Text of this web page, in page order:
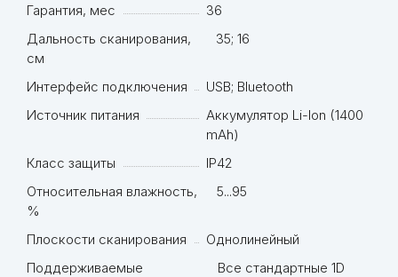
Гарантия, мес
36
Дальность сканирования,
см
35; 16
Интерфейс подключения
USB; Bluetooth
Источник питания
Аккумулятор Li-Ion (1400
mAh)
Класс защиты
IP42
Относительная влажность,
%
5...95
Плоскости сканирования
Однолинейный
Поддерживаемые
Все стандартные 1D